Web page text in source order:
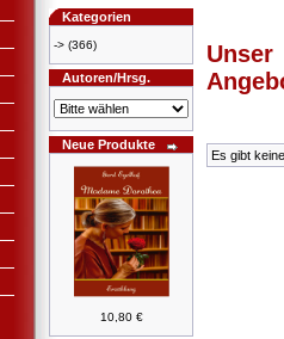
Kategorien
-> (366)
Autoren/Hrsg.
Neue Produkte
10,80 €
Unser
Es gibt